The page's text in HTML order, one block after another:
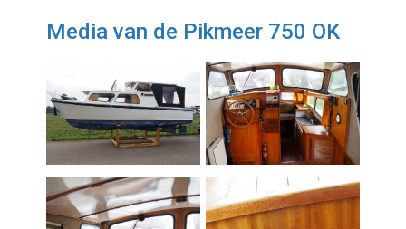
Media van de Pikmeer 750 OK